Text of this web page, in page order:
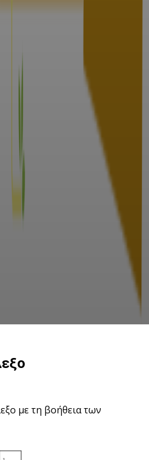
με τη βοήθεια των